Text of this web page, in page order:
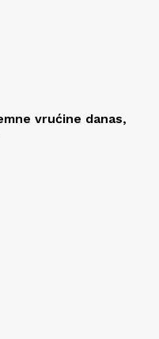
vrućine danas,